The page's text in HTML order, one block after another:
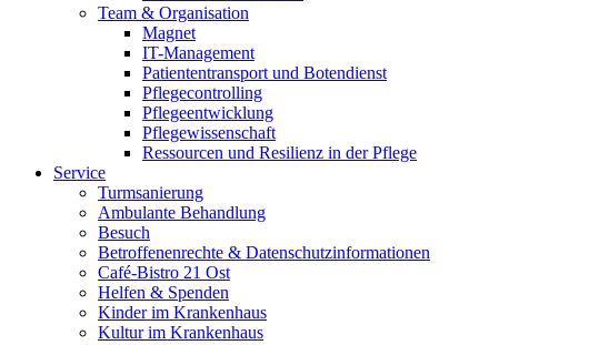
Team & Organisation
Magnet
IT-Management
Patiententransport und Botendienst
Pflegecontrolling
Pflegeentwicklung
Pflegewissenschaft
Ressourcen und Resilienz in der Pflege
Service
Turmsanierung
Ambulante Behandlung
Besuch
Betroffenenrechte & Datenschutzinformationen
Café-Bistro 21 Ost
Helfen & Spenden
Kinder im Krankenhaus
Kultur im Krankenhaus